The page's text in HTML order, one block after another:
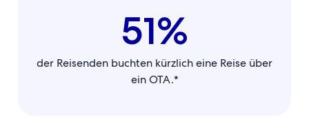
51%
der Reisenden buchten kürzlich eine Reise über
ein OTA.*